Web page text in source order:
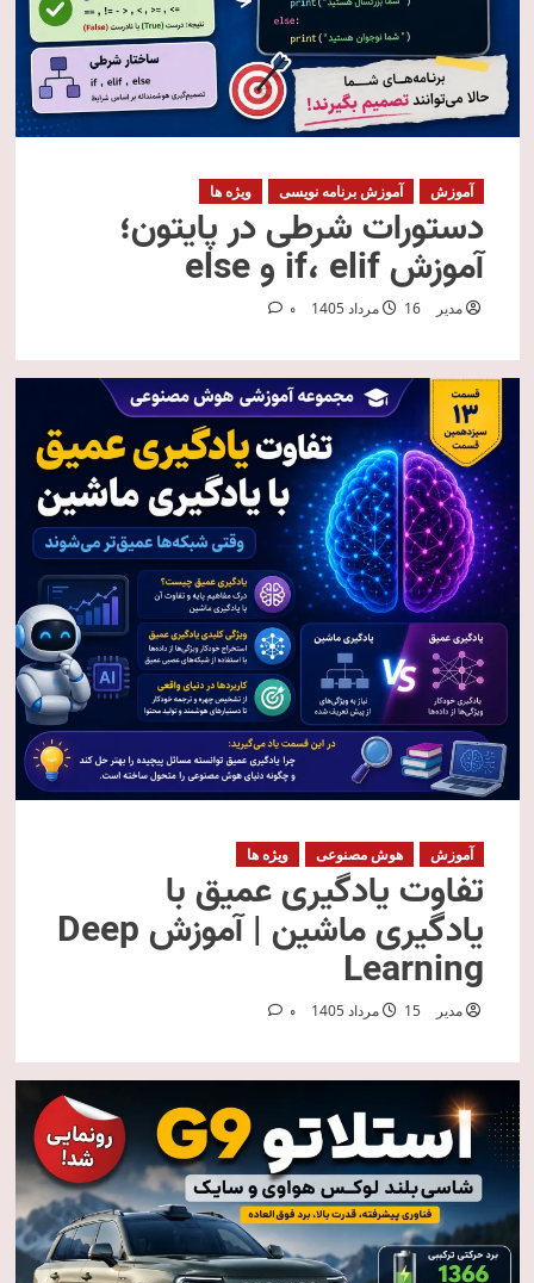
آموزش آموزش برنامه نویسی ویژه ها
دستورات شرطی در پایتون؛
آموزش if، elif و else
مدیر 16 مرداد 1405 0
آموزش هوش مصنوعی ویژه ها
تفاوت یادگیری عمیق با
یادگیری ماشین | آموزش Deep
Learning
مدیر 15 مرداد 1405 0